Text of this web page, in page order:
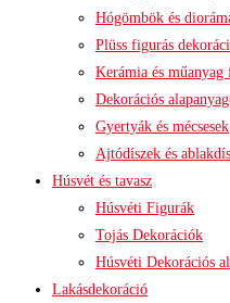
Hógömbök és
Plüss figurás
Kerámia és
Dekorációs
Gyertyák és mécsesek
Ajtódíszek és
Húsvét és tavasz
Húsvéti Figurák
Tojás Dekorációk
Húsvéti Dekorációs
Lakásdekoráció